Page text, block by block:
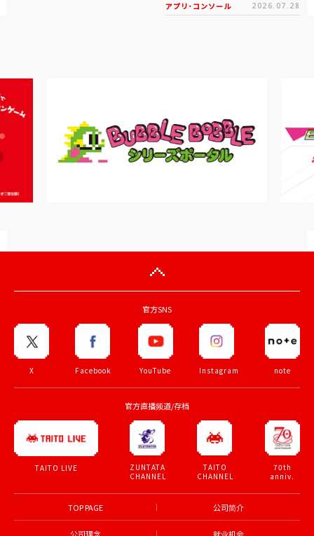
アプリ･コンソール 2026.07.28
官方SNS
X Facebook YouTube Instagram note
官方直播频道/存档
TAITO LIVE
ZUNTATA
CHANNEL
TAITO
CHANNEL
70th
anniv.
TOP PAGE 公司简介